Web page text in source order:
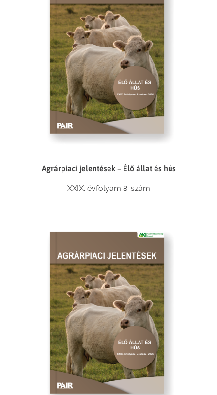
Agrárpiaci jelentések – Élő állat és hús
XXIX. évfolyam 8. szám